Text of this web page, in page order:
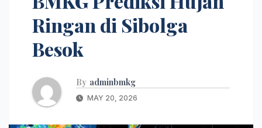
Ringan di Sibolga
Besok
By adminbmkg
MAY 20, 2026